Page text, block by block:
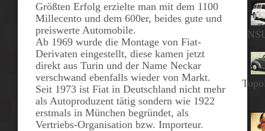
Größten Erfolg erzielte man mit dem 1100
Millecentound dem 600er, beides gute und
preiswerte Automobile.
Ab 1969wurde die Montage von Fiat-
Derivaten eingestellt, diese kamen jetzt
direkt aus Turin und der Name Neckar
verschwand ebenfalls wieder von Markt.
Seit 1973ist Fiat in Deutschland nicht mehr
als Autoproduzent tätig sondern wie 1922
erstmals in München begründet, als
Vertriebs-Organisation bzw. Importeur.